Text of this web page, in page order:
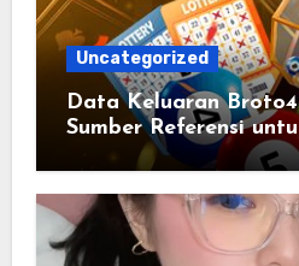
Uncategorized
Data Keluaran
Sumber Referensi
Statistik